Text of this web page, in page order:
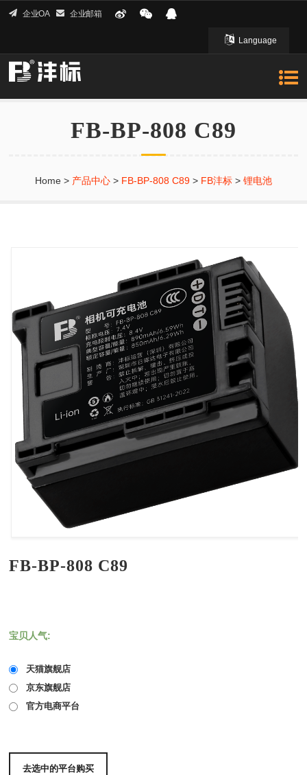
企业OA 企业邮箱
Language
English 英文
FB-BP-808 C89
Home> 产品中心> FB-BP-808 C89> FB沣标> 锂电池
FB-BP-808 C89
宝贝人气:
天猫旗舰店
京东旗舰店
官方电商平台
去选中的平台购买